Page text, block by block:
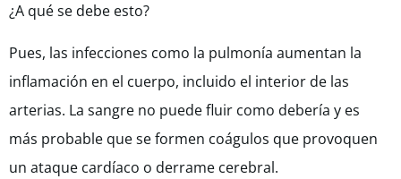
¿A qué se debe esto?
Pues, las infecciones como la pulmonía aumentan la
inflamación en el cuerpo, incluido el interior de las
arterias. La sangre no puede fluir como debería y es
más probable que se formen coágulos que provoquen
un ataque cardíaco o derrame cerebral.